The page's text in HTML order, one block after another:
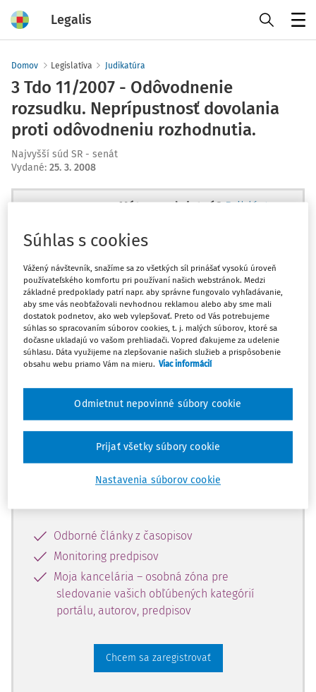
Legalis
Domov Legislatíva Judikatúra
3 Tdo 11/2007 - Odôvodnenie
rozsudku. Neprípustnosť dovolania
proti odôvodneniu rozhodnutia.
Najvyšší súd SR - senát
Vydané: 25. 3. 2008
Máte predplatné? Prihláste sa
Ups, zatiaľ ste si prečítali len
začiatok...
Celý odborný obsah z tejto oblasti je
dostupný predplatiteľom portálu.
Odomknite si prístup k odbornému
obsahu a získajte prístup na 10 dní
zdarma, stačí sa len zaregistrovať.
Vďaka registrácii získate prístup aj k
Odborné články z časopisov
Monitoring predpisov
Moja kancelária – osobná zóna pre
sledovanie vašich obľúbených kategórií
portálu, autorov, predpisov
Chcem sa zaregistrovať
Súhlas s cookies
Vážený návštevník, snažíme sa zo všetkých síl prinášať vysokú úroveň
používateľského komfortu pri používaní našich webstránok. Medzi
základné predpoklady patrí napr. aby správne fungovalo vyhľadávanie,
aby sme vás neobťažovali nevhodnou reklamou alebo aby sme mali
dostatok podnetov, ako web vylepšovať. Preto od Vás potrebujeme
súhlas so spracovaním súborov cookies, t. j. malých súborov, ktoré sa
dočasne ukladajú vo vašom prehliadači. Vopred ďakujeme za udelenie
súhlasu. Dáta využijeme na zlepšovanie našich služieb a prispôsobenie
obsahu webu priamo Vám na mieru. Viac informácií
Nastavenia súborov cookie
Odmietnut nepovinné súbory cookie
Prijať všetky súbory cookie